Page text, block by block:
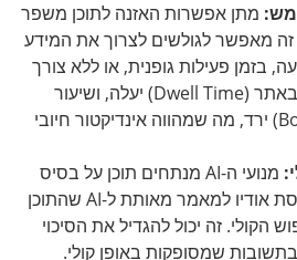
מתן אפשרות האזנה לתוכן משפר
מאפשר לגולשים לצרוך את המידע
בזמן פעילות גופנית, או ללא צורך
בקריאה. זמן השהייה באתר (Dwell Time) יעלה, ושיעור
הנטישה (Bounce Rate) ירד, מה שמהווה אינדיקטור חיובי
מנועי ה-AI מנתחים תוכן על בסיס
טקסט ודיבור. מתן גרסת אודיו למאמר מאותת ל-AI שהתוכן
הקולי. זה יכול להגדיל את הסיכוי
שמסופקות באופן קולי.